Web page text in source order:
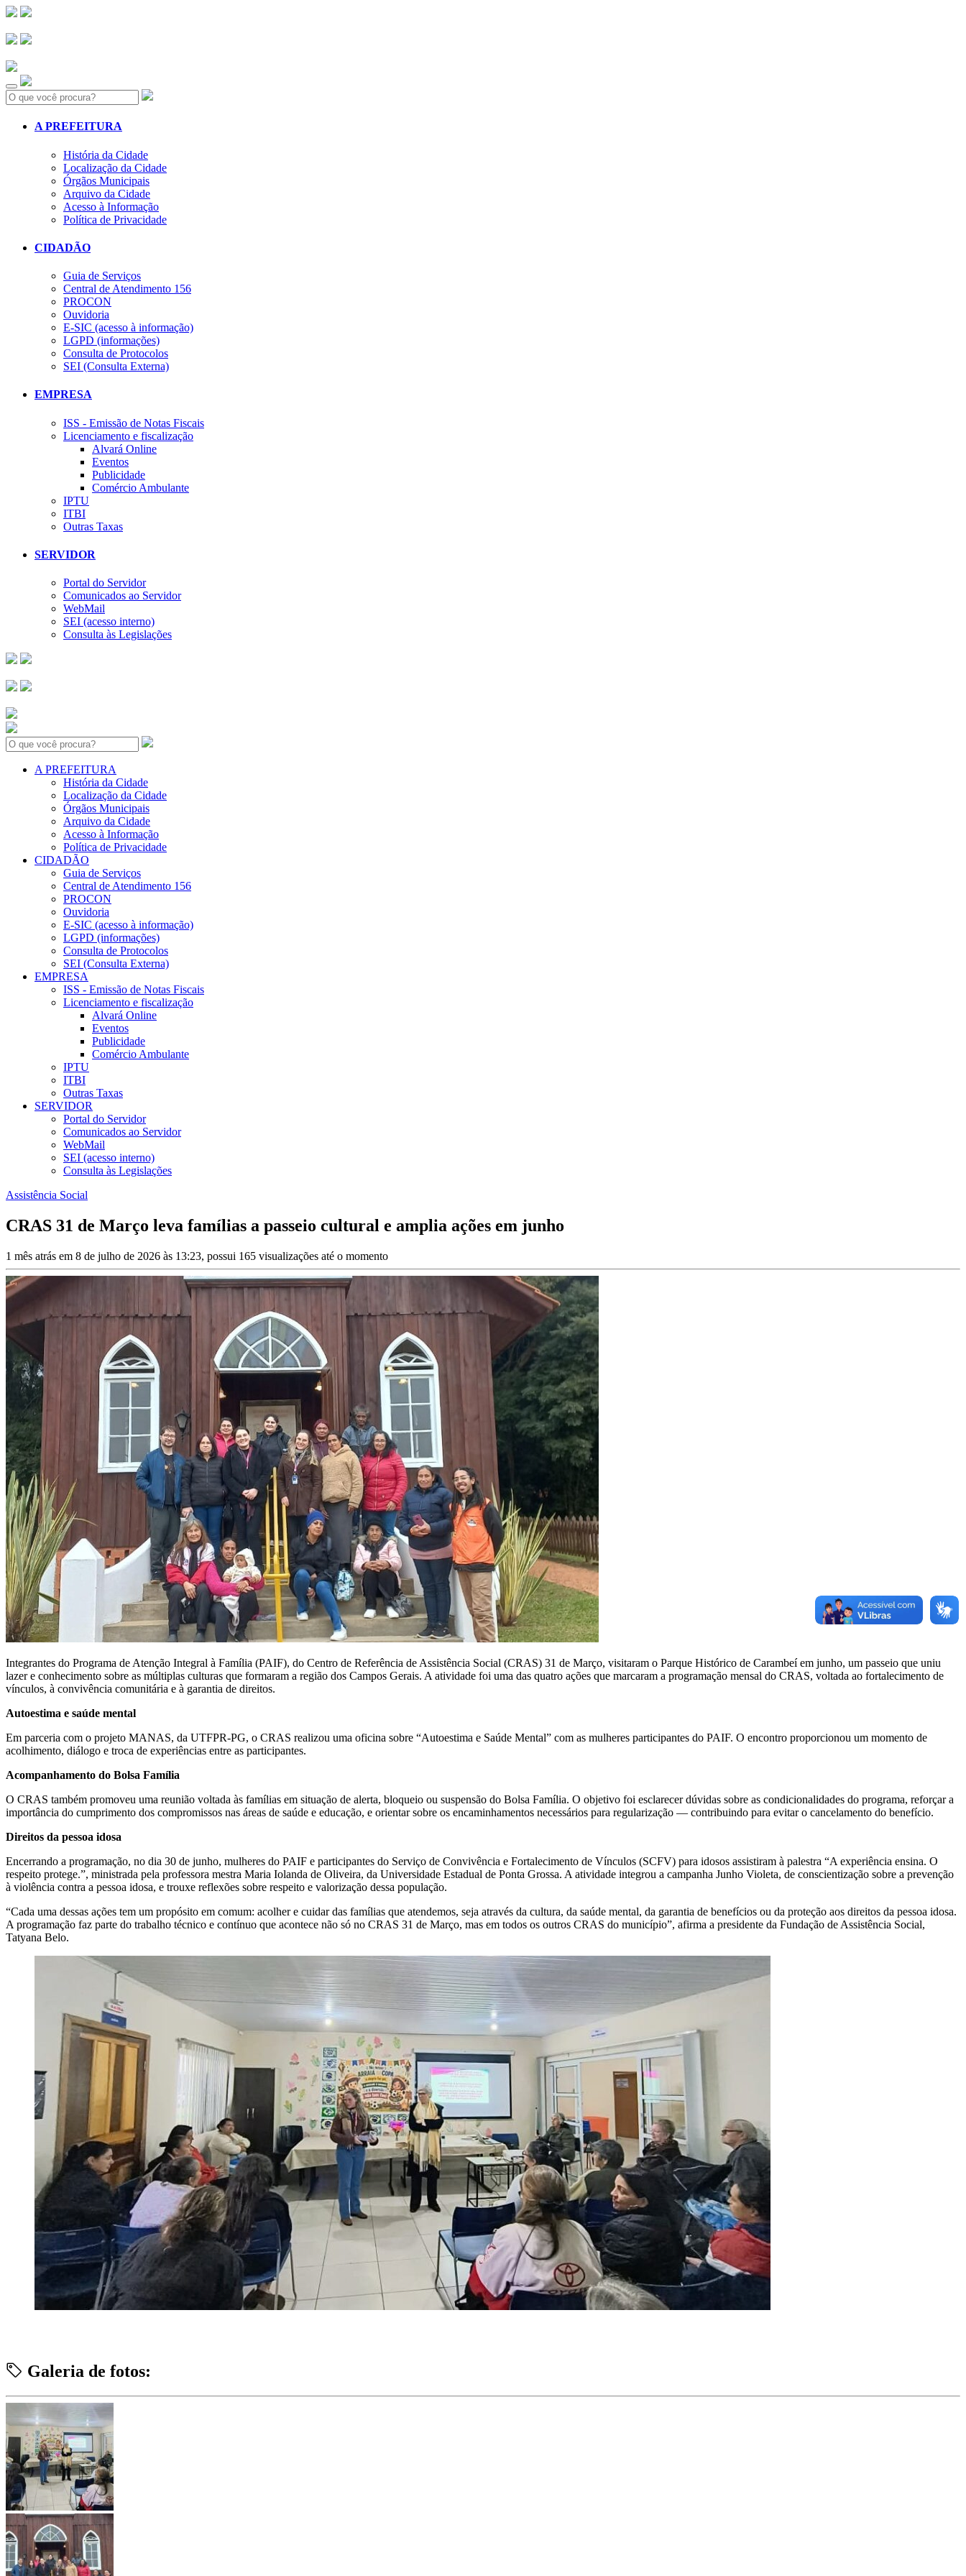
Search:
A PREFEITURA
História da Cidade
Localização da Cidade
Órgãos Municipais
Arquivo da Cidade
Acesso à Informação
Política de Privacidade
CIDADÃO
Guia de Serviços
Central de Atendimento 156
PROCON
Ouvidoria
E-SIC (acesso à informação)
LGPD (informações)
Consulta de Protocolos
SEI (Consulta Externa)
EMPRESA
ISS - Emissão de Notas Fiscais
Licenciamento e fiscalização
Alvará Online
Eventos
Publicidade
Comércio Ambulante
IPTU
ITBI
Outras Taxas
SERVIDOR
Portal do Servidor
Comunicados ao Servidor
WebMail
SEI (acesso interno)
Consulta às Legislações
Search:
A PREFEITURA
História da Cidade
Localização da Cidade
Órgãos Municipais
Arquivo da Cidade
Acesso à Informação
Política de Privacidade
CIDADÃO
Guia de Serviços
Central de Atendimento 156
PROCON
Ouvidoria
E-SIC (acesso à informação)
LGPD (informações)
Consulta de Protocolos
SEI (Consulta Externa)
EMPRESA
ISS - Emissão de Notas Fiscais
Licenciamento e fiscalização
Alvará Online
Eventos
Publicidade
Comércio Ambulante
IPTU
ITBI
Outras Taxas
SERVIDOR
Portal do Servidor
Comunicados ao Servidor
WebMail
SEI (acesso interno)
Consulta às Legislações
Assistência Social
CRAS 31 de Março leva famílias a passeio cultural e amplia ações em junho
1 mês atrás em 8 de julho de 2026 às 13:23, possui 165 visualizações até o momento
Integrantes do Programa de Atenção Integral à Família (PAIF), do Centro de Referência de Assistência Social (CRAS) 31 de Março, visitaram o Parque Histórico de Carambeí em junho, um passeio que uniu
lazer e conhecimento sobre as múltiplas culturas que formaram a região dos Campos Gerais. A atividade foi uma das quatro ações que marcaram a programação mensal do CRAS, voltada ao fortalecimento de
vínculos, à convivência comunitária e à garantia de direitos.
Autoestima e saúde mental
Em parceria com o projeto MANAS, da UTFPR-PG, o CRAS realizou uma oficina sobre “Autoestima e Saúde Mental” com as mulheres participantes do PAIF. O encontro proporcionou um momento de
acolhimento, diálogo e troca de experiências entre as participantes.
Acompanhamento do Bolsa Família
O CRAS também promoveu uma reunião voltada às famílias em situação de alerta, bloqueio ou suspensão do Bolsa Família. O objetivo foi esclarecer dúvidas sobre as condicionalidades do programa, reforçar a
importância do cumprimento dos compromissos nas áreas de saúde e educação, e orientar sobre os encaminhamentos necessários para regularização — contribuindo para evitar o cancelamento do benefício.
Direitos da pessoa idosa
Encerrando a programação, no dia 30 de junho, mulheres do PAIF e participantes do Serviço de Convivência e Fortalecimento de Vínculos (SCFV) para idosos assistiram à palestra “A experiência ensina. O
respeito protege.”, ministrada pela professora mestra Maria Iolanda de Oliveira, da Universidade Estadual de Ponta Grossa. A atividade integrou a campanha Junho Violeta, de conscientização sobre a prevenção
à violência contra a pessoa idosa, e trouxe reflexões sobre respeito e valorização dessa população.
“Cada uma dessas ações tem um propósito em comum: acolher e cuidar das famílias que atendemos, seja através da cultura, da saúde mental, da garantia de benefícios ou da proteção aos direitos da pessoa idosa.
A programação faz parte do trabalho técnico e contínuo que acontece não só no CRAS 31 de Março, mas em todos os outros CRAS do município”, afirma a presidente da Fundação de Assistência Social,
Tatyana Belo.
Galeria de fotos: